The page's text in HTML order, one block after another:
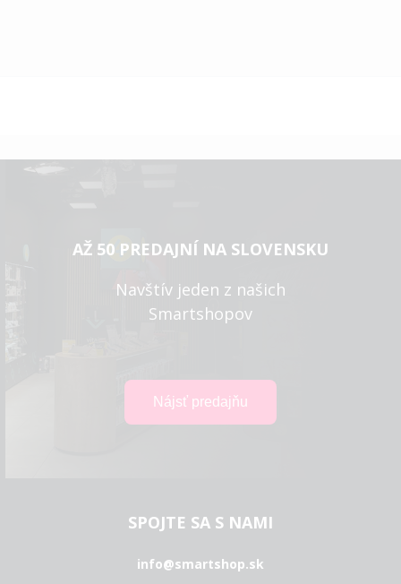
AŽ 50 PREDAJNÍ NA SLOVENSKU
Navštív jeden z našich
Smartshopov
SPOJTE SA S NAMI
info@smartshop.sk